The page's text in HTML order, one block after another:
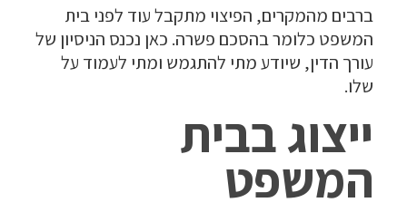
ברבים מהמקרים, הפיצוי מתקבל עוד לפני בית
המשפט כלומר בהסכם פשרה. כאן נכנס הניסיון של
עורך הדין, שיודע מתי להתגמש ומתי לעמוד על
שלו.
ייצוג בבית
המשפט